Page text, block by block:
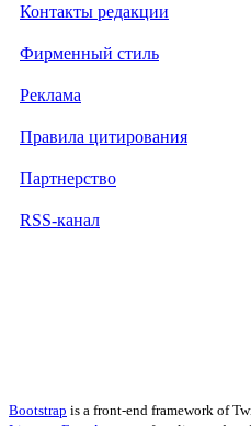
Контакты редакции
Фирменный стиль
Реклама
Правила цитирования
Партнерство
RSS-канал
Bootstrap is a front-end framework of